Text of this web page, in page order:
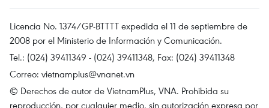
Licencia No. 1374/GP-BTTTT expedida el 11 de septiembre de
2008 por el Ministerio de Información y Comunicación.
Tel.: (024) 39411349 - (024) 39411348, Fax: (024) 39411348
Correo: vietnamplus@vnanet.vn
© Derechos de autor de VietnamPlus, VNA. Prohibida su
reproducción, por cualquier medio, sin autorización expresa por